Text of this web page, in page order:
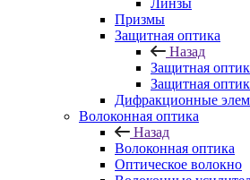
Линзы
Призмы
Защитная оптика
Назад
Защитная
Защитная
Дифракционные
Волоконная оптика
Назад
Волоконная оптика
Оптическое волокно